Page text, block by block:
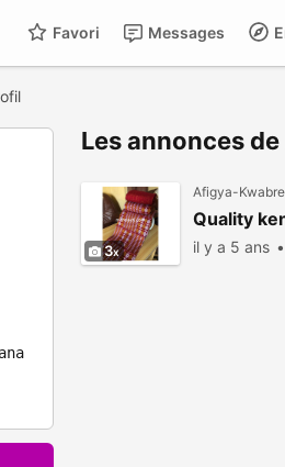
Messages
Favori
Les annonces
3
Afigya-
Quality
il y a 5 ans